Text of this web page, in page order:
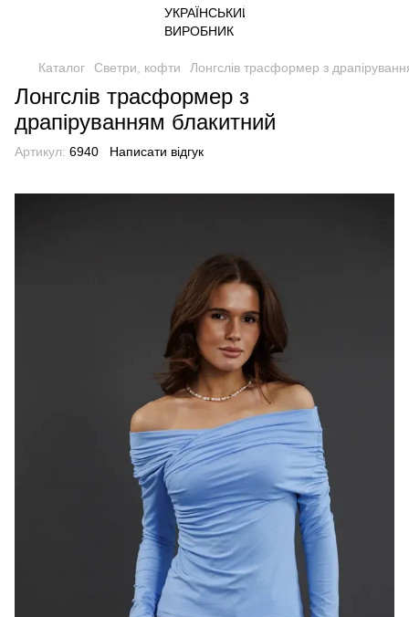
Каталог Светри, кофти Лонгслів трасформер з
Лонгслів трасформер з
драпіруванням блакитний
Артикул: 6940 Написати відгук